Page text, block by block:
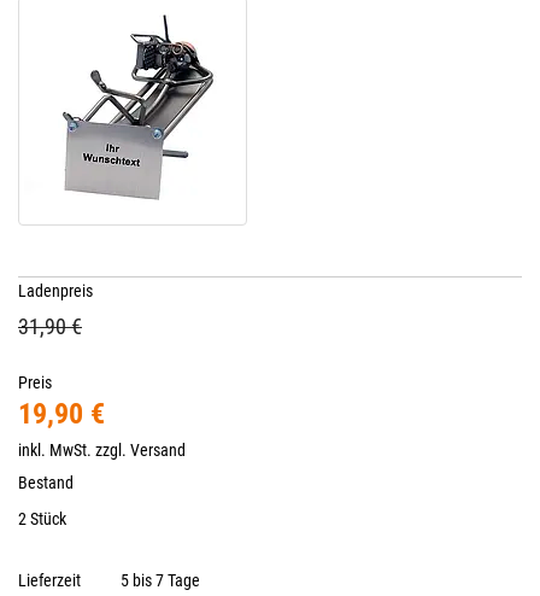
Ladenpreis
31,90 €
Preis
19,90 €
inkl. MwSt. zzgl. Versand
Bestand
2 Stück
Lieferzeit 5 bis 7 Tage